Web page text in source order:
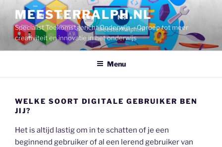
inhoud
MEESTERRALPH.NL
Specialist Toekomstgericht Onderwijs – Oproep tot meer
creativiteit en innovatie in het onderwijs
Menu
WELKE SOORT DIGITALE GEBRUIKER BEN
JIJ?
Het is altijd lastig om in te schatten of je een
beginnend gebruiker of al een lerend gebruiker van